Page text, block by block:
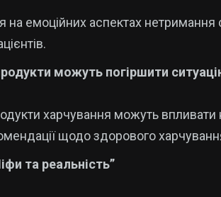
емоційних аспектах нетримання
можуть погіршити
харчування можуть
щодо здорового
та реальність”